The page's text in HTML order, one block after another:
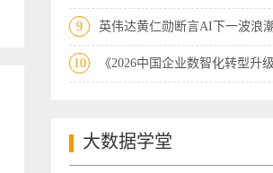
9 英伟达黄仁勋断言AI下一波浪
10 《2026中国企业数智化转型升
大数据学堂